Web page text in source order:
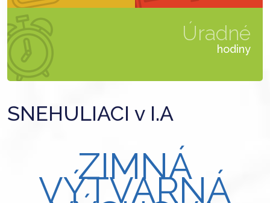
Úradné
hodiny
SNEHULIACI v I.A
ZIMNÁ
VÝTVARNÁ